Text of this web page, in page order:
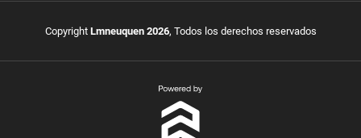
Copyright Lmneuquen 2026, Todos los derechos reservados